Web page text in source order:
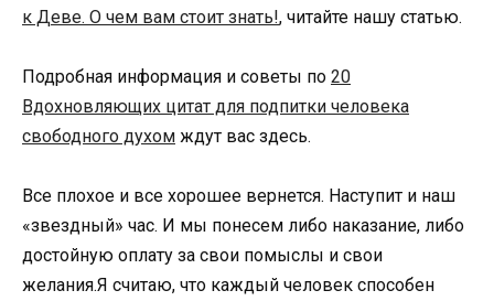
к Деве. О чем вам стоит знать!, читайте нашу статью.
Подробная информация и советы по 20
Вдохновляющих цитат для подпитки человека
свободного духом ждут вас здесь.
Все плохое и все хорошее вернется. Наступит и наш
«звездный» час. И мы понесем либо наказание, либо
достойную оплату за свои помыслы и свои
желания.Я считаю, что каждый человек способен